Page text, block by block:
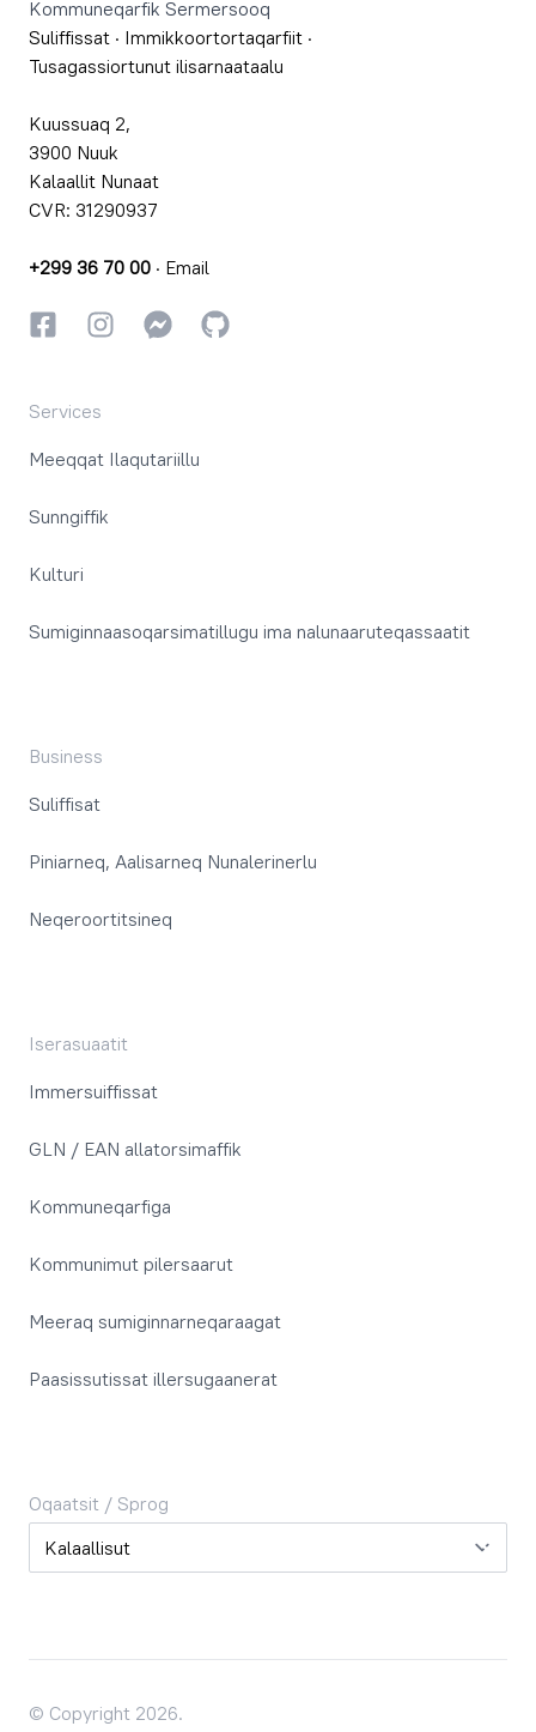
Kommuneqarfik Sermersooq
Suliffissat · Immikkoortortaqarfiit ·
Tusagassiortunut ilisarnaataalu
Kuussuaq 2,
3900 Nuuk
Kalaallit Nunaat
CVR: 31290937
+299 36 70 00 · Email
FacebookkiInstagrammiInstagrammi
GitHub
Services
Meeqqat Ilaqutariillu
Sunngiffik
Kulturi
Sumiginnaasoqarsimatillugu ima nalunaaruteqassaatit
Business
Suliffisat
Piniarneq, Aalisarneq Nunalerinerlu
Neqeroortitsineq
Iserasuaatit
Immersuiffissat
GLN / EAN allatorsimaffik
Kommuneqarfiga
Kommunimut pilersaarut
Meeraq sumiginnarneqaraagat
Paasissutissat illersugaanerat
Oqaatsit / Sprog
Oqaatsit / Sprog
© Copyright 2026.